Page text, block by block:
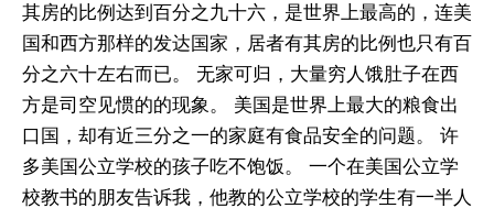
其房的比例达到百分之九十六，是世界上最高的，连美
国和西方那样的发达国家，居者有其房的比例也只有百
分之六十左右而已。 无家可归，大量穷人饿肚子在西
方是司空见惯的的现象。 美国是世界上最大的粮食出
口国，却有近三分之一的家庭有食品安全的问题。 许
多美国公立学校的孩子吃不饱饭。 一个在美国公立学
校教书的朋友告诉我，他教的公立学校的学生有一半人